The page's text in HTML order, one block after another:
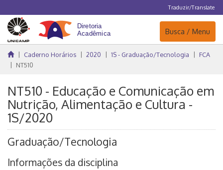
Traduzir/Translate
Navegação
Busca / Menu
Caderno Horários 2020 1S - Graduação/Tecnologia
FCA
NT510
NT510 - Educação e Comunicação em
Nutrição, Alimentação e Cultura -
1S/2020
Graduação/Tecnologia
Informações da disciplina